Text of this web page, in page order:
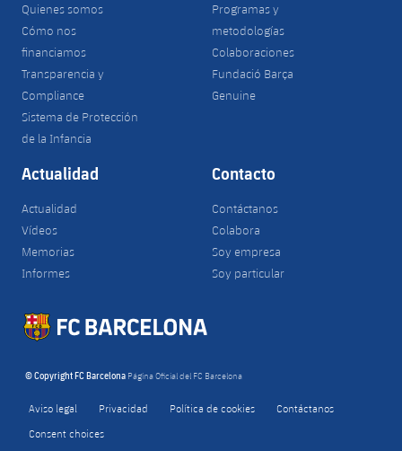
Quienes somos
Cómo nos
financiamos
Transparencia y
Compliance
Sistema de Protección
de la Infancia
Programas y
metodologías
Colaboraciones
Fundació Barça
Genuine
Actualidad
Actualidad
Vídeos
Memorias
Informes
Contacto
Contáctanos
Colabora
Soy empresa
Soy particular
© Copyright FC Barcelona Página Oficial del FC Barcelona
Aviso legal Privacidad Política de cookies
Contáctanos
Consent choices